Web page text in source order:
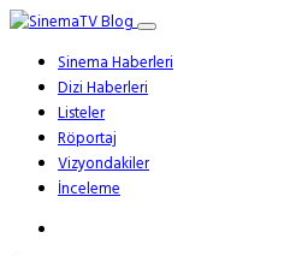
Sinema Haberleri
Dizi Haberleri
Listeler
Röportaj
Vizyondakiler
İnceleme